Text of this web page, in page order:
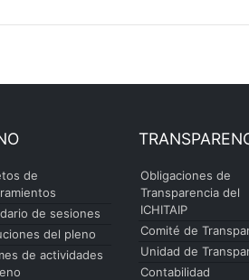
de
de sesiones
del pleno
de actividades
Obligaciones de
Transparencia del
ICHITAIP
Comité de
Unidad de
Contabilidad